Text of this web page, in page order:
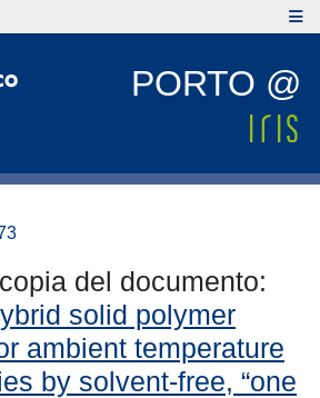
PORTO @
del documento:
solid polymer
ambient temperature
by solvent-free, “one